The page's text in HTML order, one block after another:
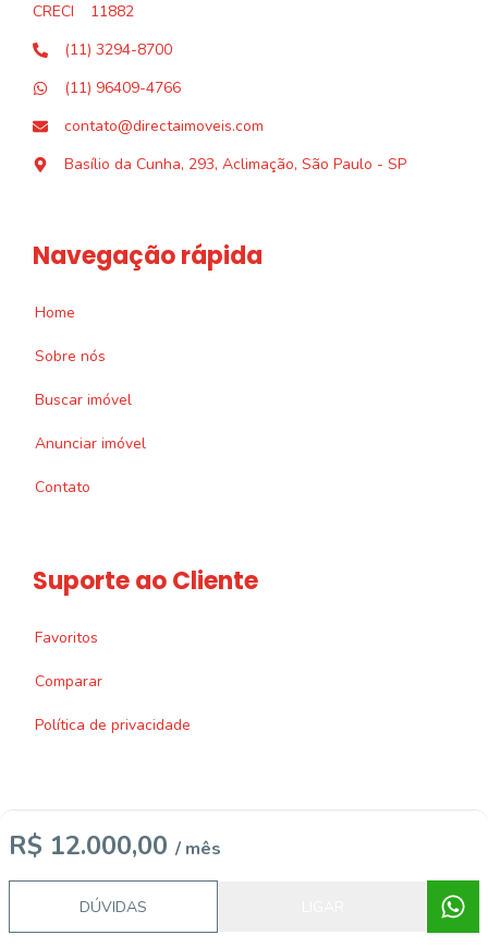
R$ 12.000,00 / mês
DÚVIDAS
CRECI
11882
(11) 3294-8700
(11) 96409-4766
contato@directaimoveis.com
Basílio da Cunha, 293, Aclimação, São Paulo - SP
Navegação rápida
Home
Sobre nós
Buscar imóvel
Anunciar imóvel
Contato
Suporte ao Cliente
Favoritos
Comparar
Política de privacidade
Imobiliária Certificada:
Selo de Tecnologia Loft